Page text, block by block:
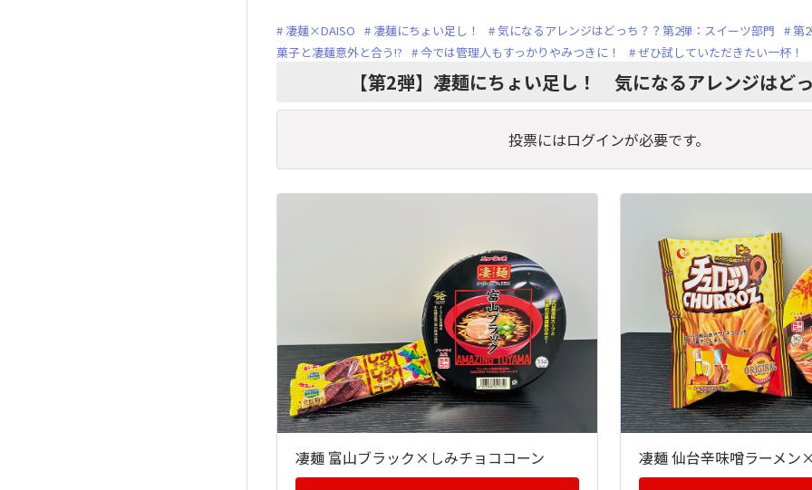
凄麺×DAISO 凄麺にちょい足し！ 気になるアレンジはどっち？？第2弾：スイーツ部門 第
菓子と凄麺意外と合う!?
今では管理人もすっかりやみつきに！ ぜひ試していただきたい一杯！
【第2弾】凄麺にちょい足し！ 気になるアレンジはど
投票にはログインが必要です。
凄麺 富山ブラック×しみチョココーン
凄麺 仙台辛味噌ラーメン